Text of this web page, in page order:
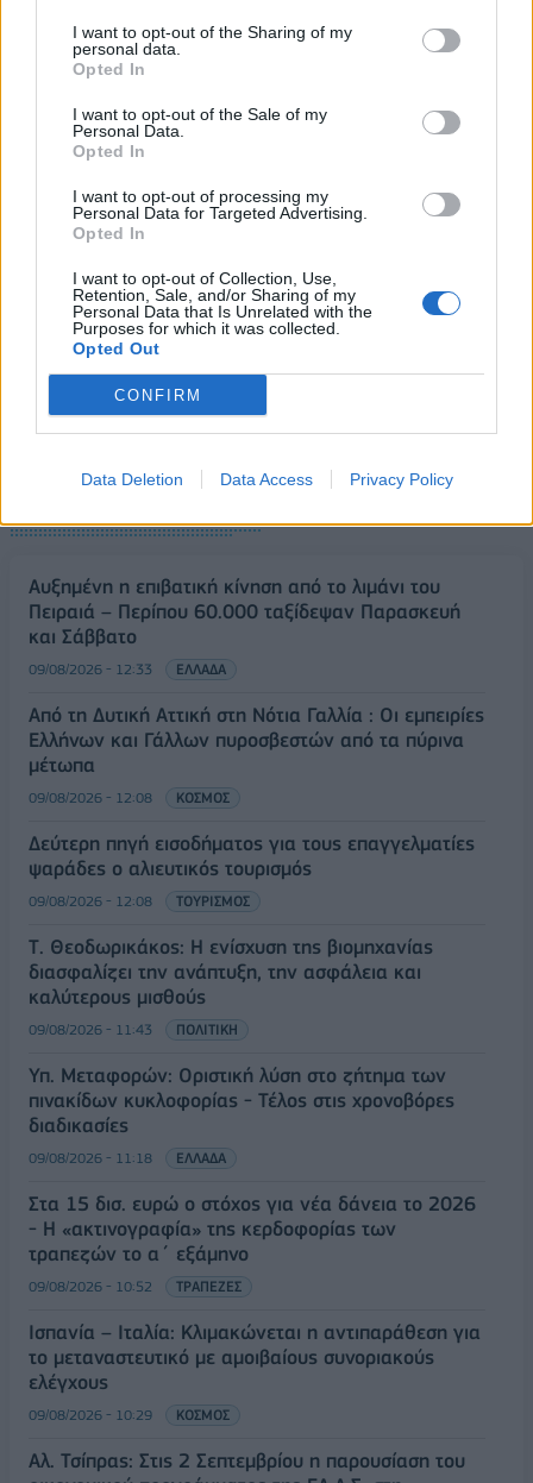
I want to opt-out of the Sharing of my
personal data.
Opted In
I want to opt-out of the Sale of my
Personal Data.
Opted In
I want to opt-out of processing my
Personal Data for Targeted Advertising.
Opted In
I want to opt-out of Collection, Use,
Retention, Sale, and/or Sharing of my
Personal Data that Is Unrelated with the
Purposes for which it was collected.
Opted Out
CONFIRM
Data Deletion Data Access Privacy Policy
Κατοχύρωσε το σήμα
«Κίνημα Αλλαγής»
ΔΕΗ: Τα χρέη από
1,6 δισ. ευρώ
Αυξημένη η επιβατική κίνηση από το λιμάνι του
Πειραιά – Περίπου 60.000 ταξίδεψαν Παρασκευή
και Σάββατο
09/08/2026 - 12:33 ΕΛΛΑΔΑ
Από τη Δυτική Αττική στη Νότια Γαλλία : Οι εμπειρίες
Ελλήνων και Γάλλων πυροσβεστών από τα πύρινα
μέτωπα
09/08/2026 - 12:08 ΚΟΣΜΟΣ
Δεύτερη πηγή εισοδήματος για τους επαγγελματίες
ψαράδες ο αλιευτικός τουρισμός
09/08/2026 - 12:08 ΤΟΥΡΙΣΜΟΣ
Τ. Θεοδωρικάκος: Η ενίσχυση της βιομηχανίας
διασφαλίζει την ανάπτυξη, την ασφάλεια και
καλύτερους μισθούς
09/08/2026 - 11:43 ΠΟΛΙΤΙΚΗ
Υπ. Μεταφορών: Οριστική λύση στο ζήτημα των
πινακίδων κυκλοφορίας - Τέλος στις χρονοβόρες
διαδικασίες
09/08/2026 - 11:18 ΕΛΛΑΔΑ
Στα 15 δισ. ευρώ ο στόχος για νέα δάνεια το 2026
- Η «ακτινογραφία» της κερδοφορίας των
τραπεζών το α΄ εξάμηνο
09/08/2026 - 10:52 ΤΡΑΠΕΖΕΣ
Ισπανία – Ιταλία: Κλιμακώνεται η αντιπαράθεση για
το μεταναστευτικό με αμοιβαίους συνοριακούς
ελέγχους
09/08/2026 - 10:29 ΚΟΣΜΟΣ
Αλ. Τσίπρας: Στις 2 Σεπτεμβρίου η παρουσίαση του